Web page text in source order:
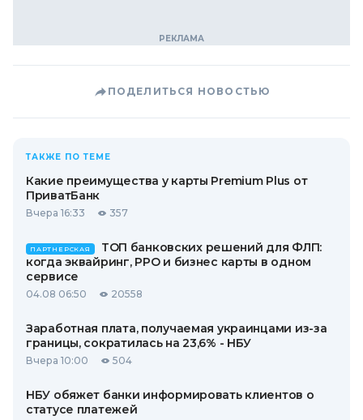
ПОДЕЛИТЬСЯ НОВОСТЬЮ
ТАКЖЕ ПО ТЕМЕ
Какие преимущества у карты Premium Plus от
ПриватБанк
Вчера 16:33 357
ПАРТНЕРСКАЯ
ТОП банковских решений для ФЛП:
когда эквайринг, РРО и бизнес карты в одном
сервисе
04.08 06:50 20558
Заработная плата, получаемая украинцами из-за
границы, сократилась на 23,6% - НБУ
Вчера 10:00 504
НБУ обяжет банки информировать клиентов о
статусе платежей